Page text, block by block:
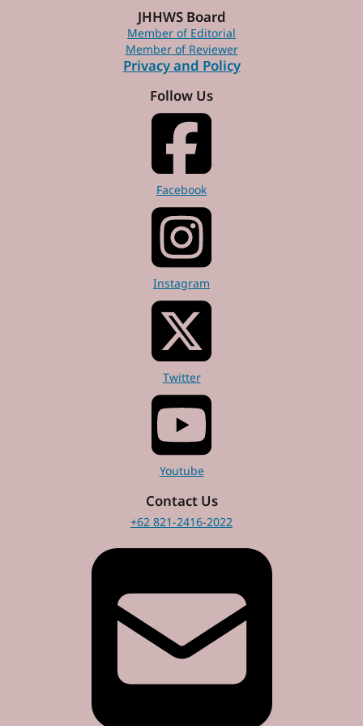
JHHWS Board
Member of Editorial
Member of Reviewer
Privacy and Policy
Follow Us
Facebook
Instagram
Twitter
Youtube
Contact Us
+62 821-2416-2022